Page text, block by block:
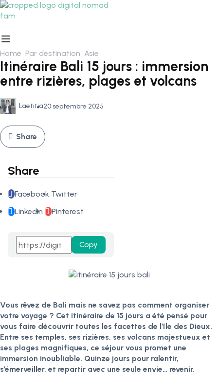
Home Par destination Asie
Itinéraire Bali 15 jours : immersion
entre rizières, plages et volcans
Laetitia20 septembre 2025
Share
Share
Facebook Twitter
LinkedIn
Pinterest
Copy
Vous rêvez de Bali mais ne savez pas comment organiser
votre voyage ? Cet itinéraire de 15 jours a été pensé pour
vous faire découvrir toutes les facettes de l’île des Dieux.
Entre ses temples, ses rizières, ses volcans majestueux et
ses plages magnifiques, ce séjour vous promet une
immersion inoubliable. Quinze jours pour ralentir,
s’émerveiller, et repartir avec une seule envie… revenir.